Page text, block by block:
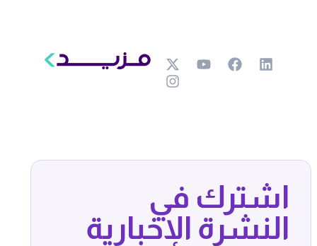
اشترك في
النشرة الإخبارية